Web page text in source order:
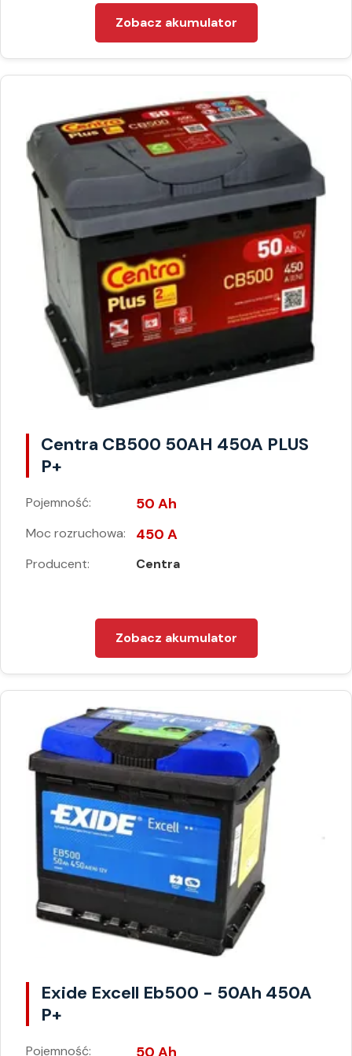
Zobacz akumulator
Centra CB500 50AH 450A PLUS
P+
Pojemność: 50 Ah
Moc rozruchowa: 450 A
Producent: Centra
Zobacz akumulator
Exide Excell Eb500 - 50Ah 450A
P+
Pojemność: 50 Ah